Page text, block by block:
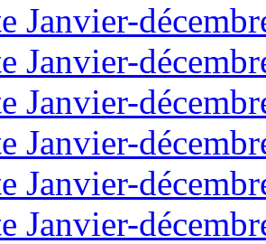
Janvier-
Janvier-
Janvier-
Janvier-
Janvier-
Janvier-